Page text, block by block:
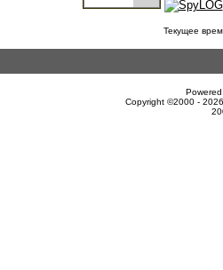
Текущее
Copyright ©2000 -